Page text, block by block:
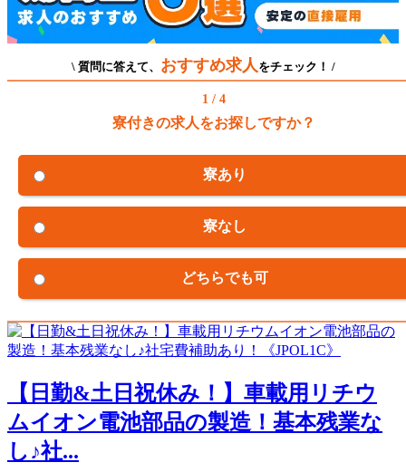
\ 質問に答えて、 おすすめ求人 をチェック！ /
1 / 4
寮付きの求人をお探しですか？
寮あり
寮なし
どちらでも可
【日勤&土日祝休み！】車載用リチウ
ムイオン電池部品の製造！基本残業な
し♪社...